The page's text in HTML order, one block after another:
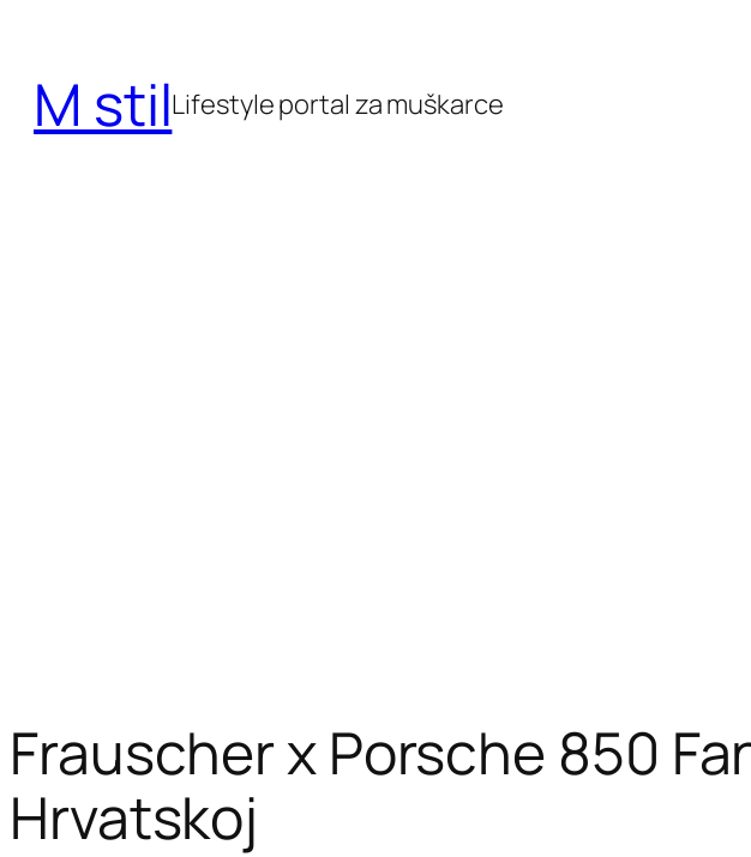
sadržaja
M stilLifestyle portal za muškarce
Frauscher x Porsche 850
Hrvatskoj